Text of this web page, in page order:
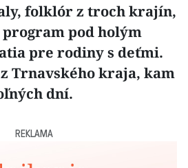
folklór z troch krajín,
pod holým
pre rodiny s deťmi.
Trnavského kraja, kam
dní.
REKLAMA